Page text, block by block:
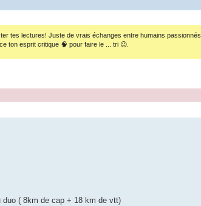
tes lectures! Juste de vrais échanges entre humains passionnés.
ton esprit critique 🧠 pour faire le ... tri 😉.
duo ( 8km de cap + 18 km de vtt)